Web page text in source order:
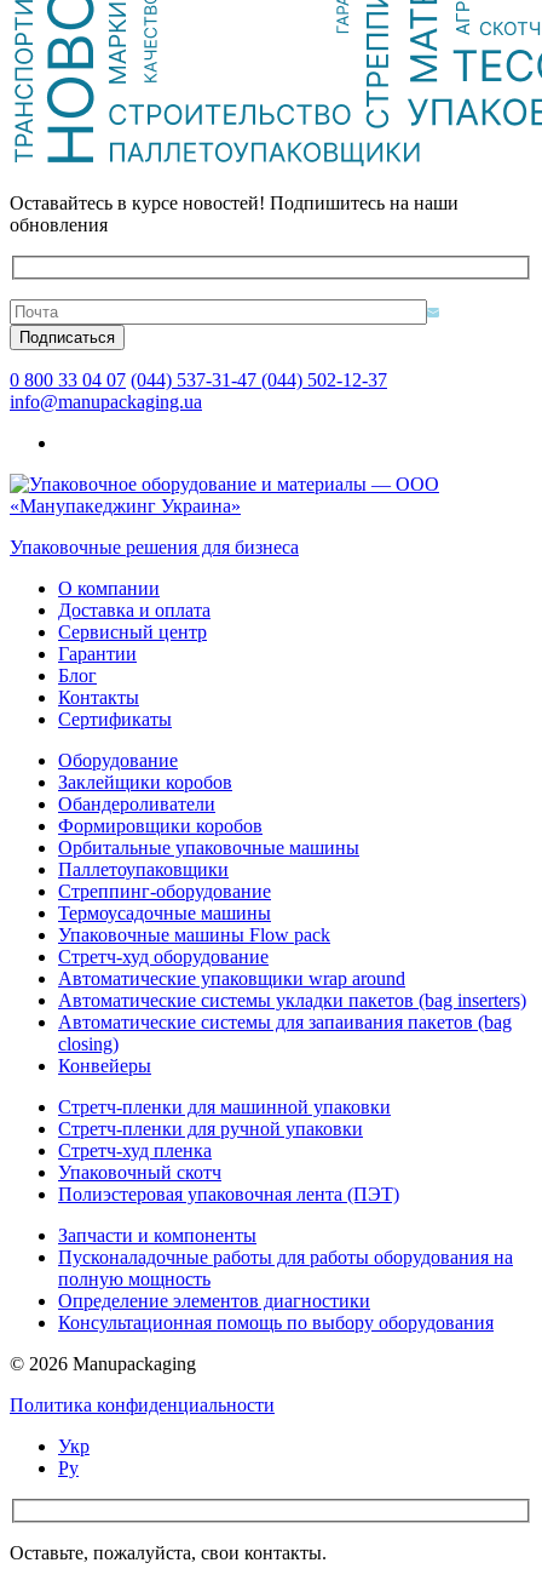
Оставайтесь в курсе новостей! Подпишитесь на наши
обновления
0 800 33 04 07 (044) 537-31-47 (044) 502-12-37
info@manupackaging.ua
Упаковочные решения для бизнеса
О компании
Доставка и оплата
Сервисный центр
Гарантии
Блог
Контакты
Сертификаты
Оборудование
Заклейщики коробов
Обандероливатели
Формировщики коробов
Орбитальные упаковочные машины
Паллетоупаковщики
Стреппинг-оборудование
Термоусадочные машины
Упаковочные машины Flow pack
Стретч-худ оборудование
Автоматические упаковщики wrap around
Автоматические системы укладки пакетов (bag inserters)
Автоматические системы для запаивания пакетов (bag
closing)
Конвейеры
Стретч-пленки для машинной упаковки
Стретч-пленки для ручной упаковки
Стретч-худ пленка
Упаковочный скотч
Полиэстеровая упаковочная лента (ПЭТ)
Запчасти и компоненты
Пусконаладочные работы для работы оборудования на
полную мощность
Определение элементов диагностики
Консультационная помощь по выбору оборудования
© 2026 Manupackaging
Политика конфиденциальности
Укр
Ру
Оставьте, пожалуйста, свои контакты.